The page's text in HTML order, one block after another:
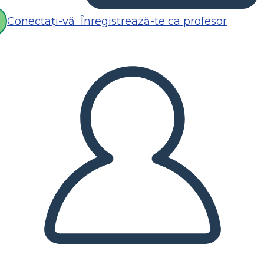
Conectați-vă Înregistrează-te ca profesor